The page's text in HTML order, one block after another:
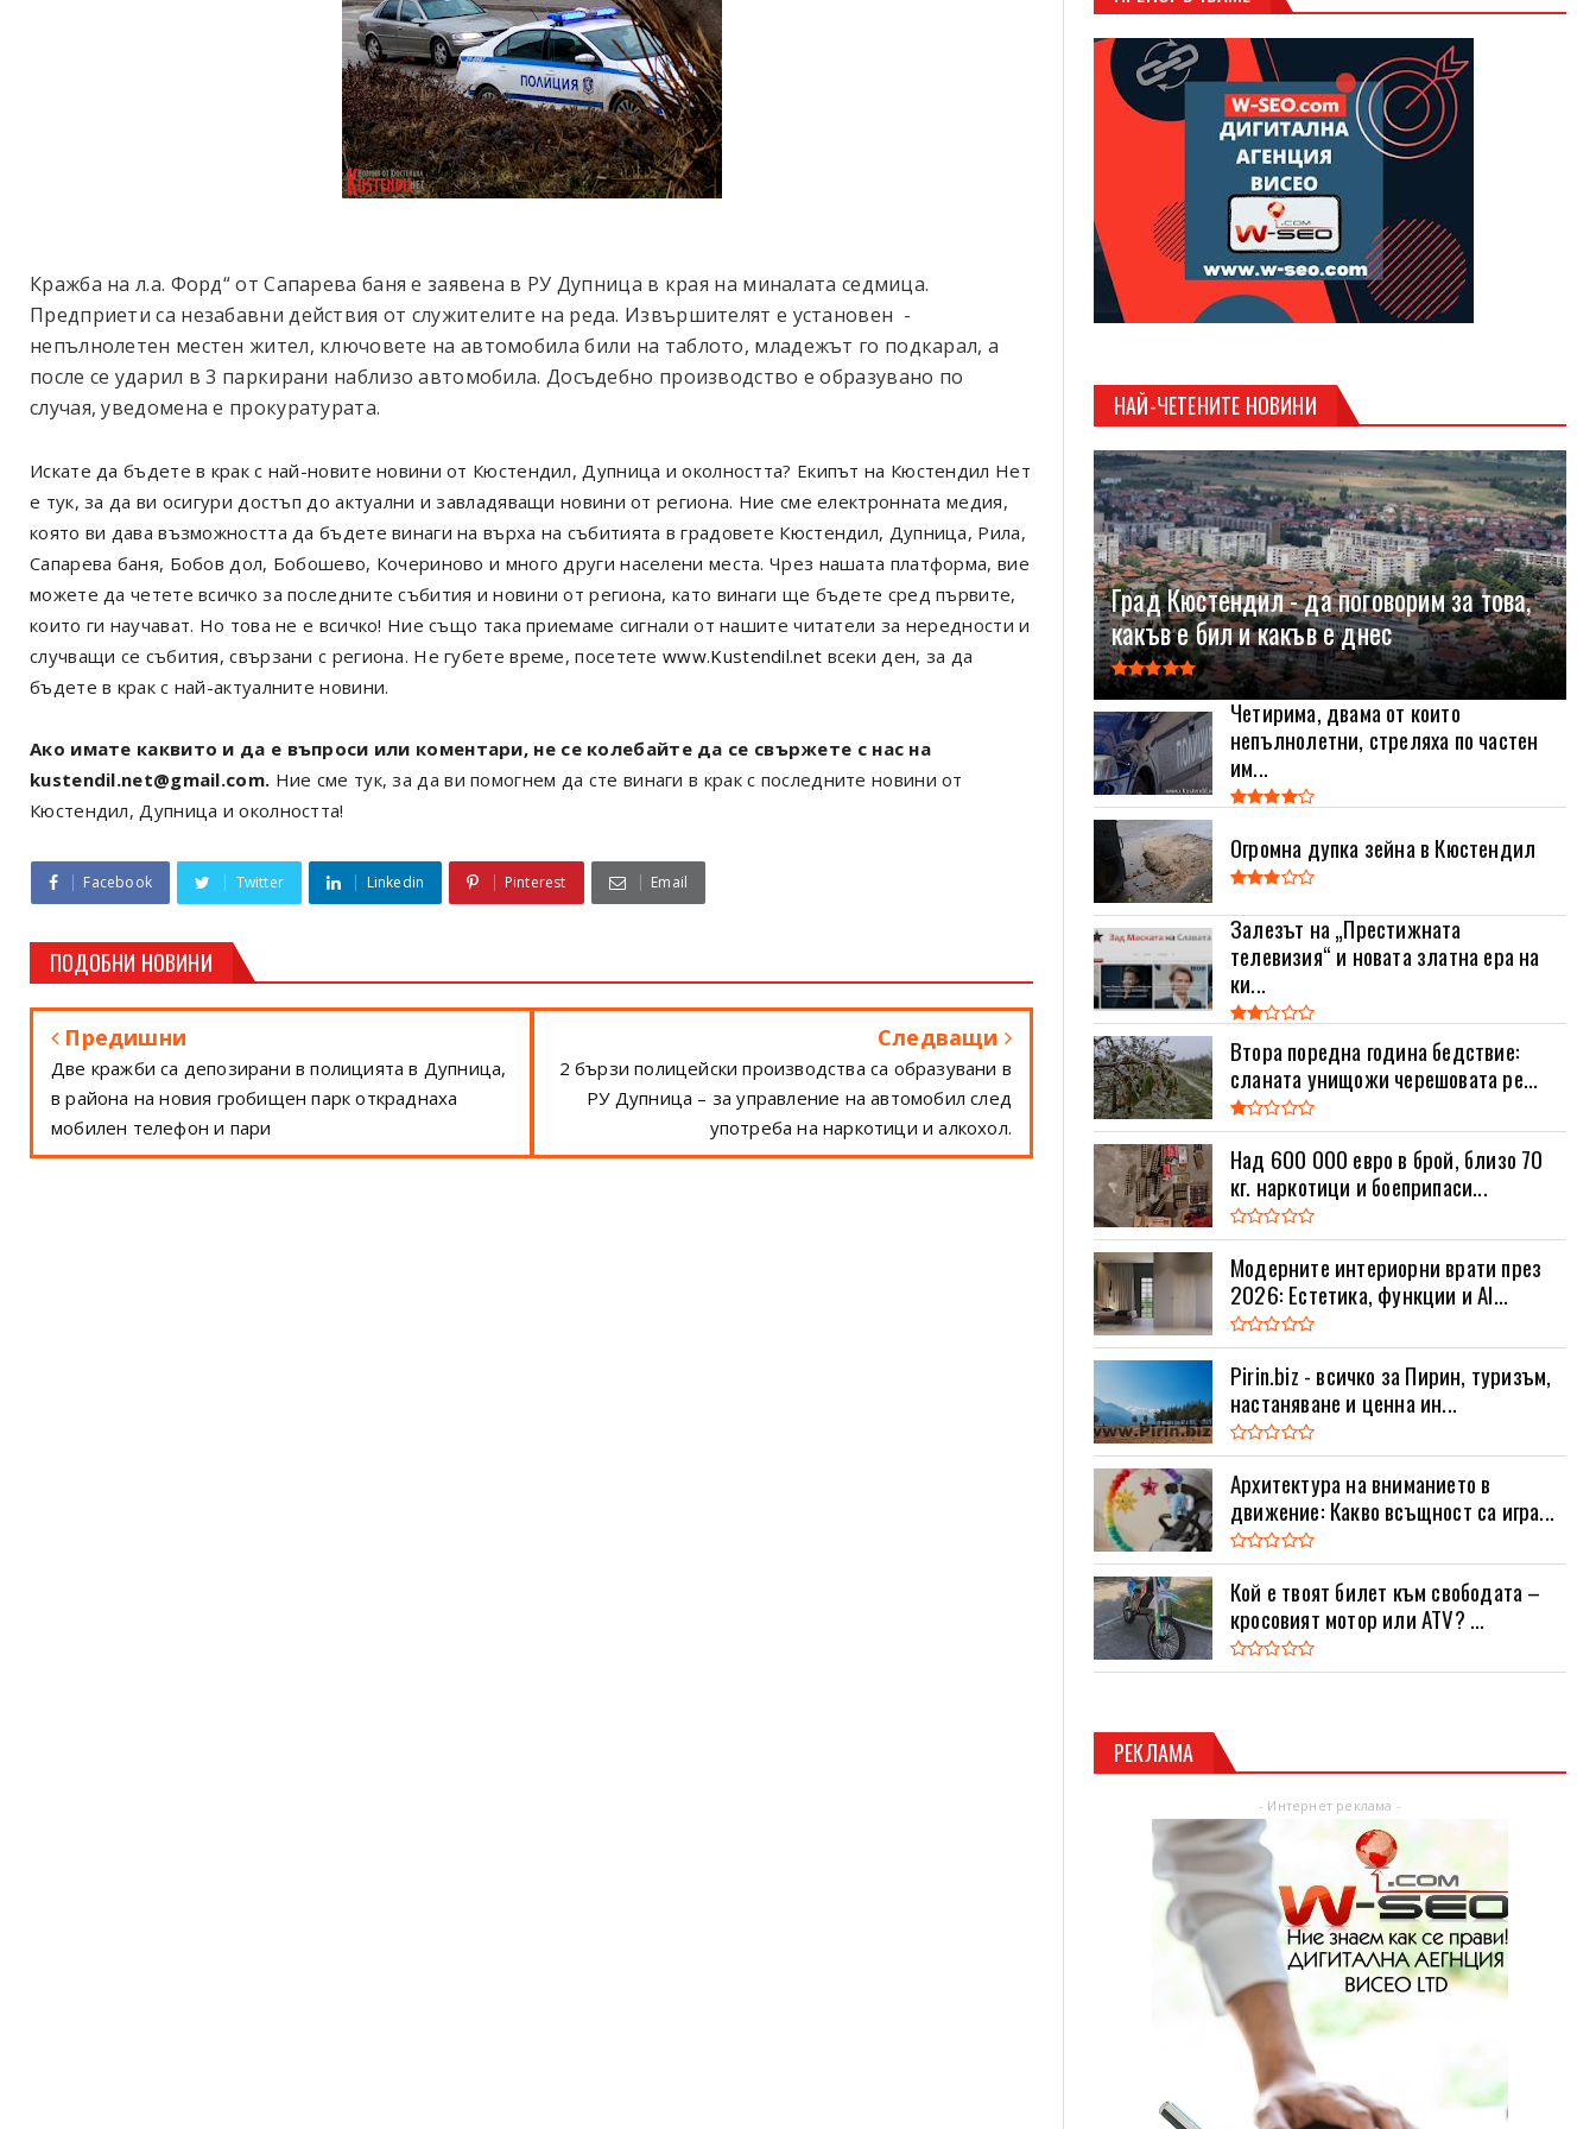
Кражба на л.а. Форд“ от Сапарева баня е заявена в РУ Дупница в края на миналата седмица.
Предприети са незабавни действия от служителите на реда. Извършителят е установен -
непълнолетен местен жител, ключовете на автомобила били на таблото, младежът го подкарал, а
после се ударил в 3 паркирани наблизо автомобила. Досъдебно производство е образувано по
случая, уведомена е прокуратурата.
Искате да бъдете в крак с най-новите новини от Кюстендил, Дупница и околността? Екипът на Кюстендил Нет
е тук, за да ви осигури достъп до актуални и завладяващи новини от региона. Ние сме електронната медия,
която ви дава възможността да бъдете винаги на върха на събитията в градовете Кюстендил, Дупница, Рила,
Сапарева баня, Бобов дол, Бобошево, Кочериново и много други населени места. Чрез нашата платформа, вие
можете да четете всичко за последните събития и новини от региона, като винаги ще бъдете сред първите,
които ги научават. Но това не е всичко! Ние също така приемаме сигнали от нашите читатели за нередности и
случващи се събития, свързани с региона. Не губете време, посететеwww.Kustendil.net всеки ден, за да
бъдете в крак с най-актуалните новини.
Ако имате каквито и да е въпроси или коментари, не се колебайте да се свържете с нас на
kustendil.net@gmail.com. Ние сме тук, за да ви помогнем да сте винаги в крак с последните новини от
Кюстендил, Дупница и околността!
Facebook Twitter Linkedin Pinterest Email
ПОДОБНИ НОВИНИ
Предишни
Две кражби са депозирани в полицията в Дупница,
в района на новия гробищен парк откраднаха
мобилен телефон и пари
Следващи
2 бързи полицейски производства са образувани в
РУ Дупница – за управление на автомобил след
употреба на наркотици и алкохол.
НАЙ-ЧЕТЕНИТЕ НОВИНИ
Град Кюстендил - да поговорим за това,
какъв е бил и какъв е днес
Четирима, двама от които
непълнолетни, стреляха по частен
им...
Огромна дупка зейна в Кюстендил
Залезът на „Престижната
телевизия“ и новата златна ера на
ки...
Втора поредна година бедствие:
сланата унищожи черешовата ре...
Над 600 000 евро в брой, близо 70
кг. наркотици и боеприпаси...
Модерните интериорни врати през
2026: Естетика, функции и AI...
Pirin.biz - всичко за Пирин, туризъм,
настаняване и ценна ин...
Архитектура на вниманието в
движение: Какво всъщност са игра...
Кой е твоят билет към свободата –
кросовият мотор или ATV? ...
РЕКЛАМА
- Интернет реклама -